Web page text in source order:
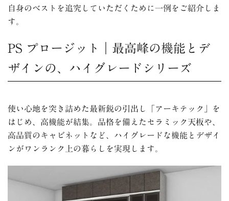
自身のベストを追究していただくために一例をご紹介しま
す。
PS プロージット｜最高峰の機能とデ
ザインの、ハイグレードシリーズ
使い心地を突き詰めた最新鋭の引出し「アーキテック」を
はじめ、高機能が結集。品格を備えたセラミック天板や、
高品質のキャビネットなど、ハイグレードな機能とデザイ
ンがワンランク上の暮らしを実現します。